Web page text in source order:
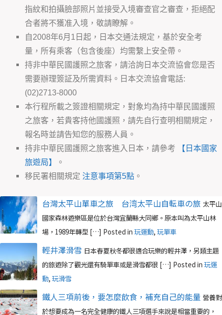
指紋和拍攝臉部照片並接受入境審查官之審查，拒絕配
合者將不獲准入境，敬請瞭解。
自2008年6月1日起，日本交通法規定，基於安全考
量，所有乘客（包含後座）均需繫上安全帶。
持非中華民國護照之旅客，請洽詢日本交流協會您是否
需要辦理簽証及所需資料。日本交流協會電話:
(02)2713-8000
本行程所載之簽證相關規定，對象均為持中華民國護照
之旅客，若貴客持他國護照，請先自行查明相關規定，
報名時並請告知您的服務人員。
持非中華民國護照之旅客進入日本，請參考 【日本國家
旅遊局】
。
移民署相關規定 注意事項第5點 。
台灣太平山單車之旅 台湾太平山自転車の旅 太平山
國家森林遊樂區是位於台灣宜蘭縣大同鄉。原本叫為太平山林
場，1989年轉型 […] Posted in 玩運動, 玩單車
輕井澤滑雪 日本春夏秋冬都很適合玩樂的輕井澤，另類主題
的旅遊除了觀光還有騎單車或是滑雪都很 […] Posted in 玩運
動, 玩滑雪
鐵人三項前後，要怎麼飲食，補充自己的能量 營養對
於想要成為一名完全健康的鐵人三項選手來說是相當重要的，